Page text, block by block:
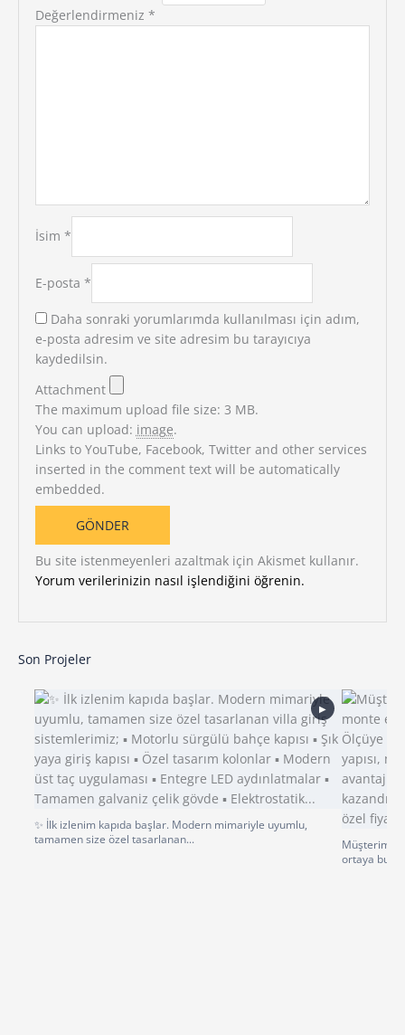
Değerlendirmeniz *
İsim *
E-posta *
Daha sonraki yorumlarımda kullanılması için adım,
e-posta adresim ve site adresim bu tarayıcıya
kaydedilsin.
Attachment
The maximum upload file size: 3 MB.
You can upload: image.
Links to YouTube, Facebook, Twitter and other services
inserted in the comment text will be automatically
embedded.
Bu site istenmeyenleri azaltmak için Akismet kullanır.
Yorum verilerinizin nasıl işlendiğini öğrenin.
Son Projeler
▶
✨ İlk izlenim kapıda başlar. Modern mimariyle uyumlu,
tamamen size özel tasarlanan...
Müşterimiz
ortaya bu